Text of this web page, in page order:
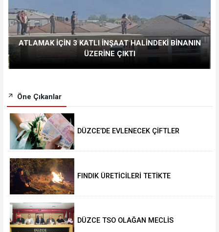
ATLAMAK İÇİN 3 KATLI İNŞAAT HALİNDEKİ BİNANIN
ÜZERİNE ÇIKTI
Öne Çıkanlar
DÜZCE’DE EVLENECEK ÇİFTLER
FINDIK ÜRETİCİLERİ TETİKTE
DÜZCE TSO OLAĞAN MECLİS